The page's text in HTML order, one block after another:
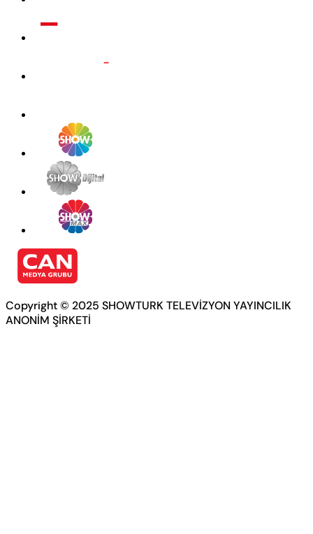
Copyright © 2025 SHOWTURK TELEVİZYON YAYINCILIK
ANONİM ŞİRKETİ